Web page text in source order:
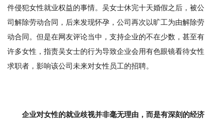
件侵犯女性就业权益的事情。吴女士休完十天婚假之后，被公
司解除劳动合同，后来发现怀孕，公司再次以旷工为由解除劳
动合同。但是在网友评论当中，支持企业的不在少数，甚至有
许多女性，指责吴女士的行为导致企业会用有色眼镜看待女性
求职者，影响该公司未来对女性员工的招聘。
企业对女性的就业歧视并非毫无理由，而是有深刻的经济